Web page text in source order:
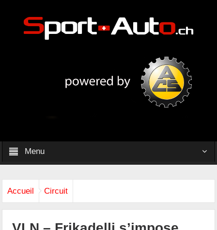
Menu
Accueil Circuit